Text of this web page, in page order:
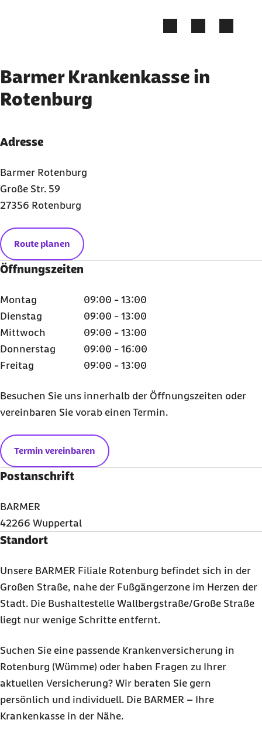
Barmer Krankenkasse in
Rotenburg
Adresse
Barmer Rotenburg
Große Str. 59
27356 Rotenburg
Route planen
Öffnungszeiten
Montag
09:00 - 13:00
Dienstag
09:00 - 13:00
Mittwoch
09:00 - 13:00
Donnerstag
09:00 - 16:00
Freitag
09:00 - 13:00
Besuchen Sie uns innerhalb der Öffnungszeiten oder
vereinbaren Sie vorab einen Termin.
Termin vereinbaren
Postanschrift
BARMER
42266 Wuppertal
Standort
Unsere BARMER Filiale Rotenburg befindet sich in der
Großen Straße, nahe der Fußgängerzone im Herzen der
Stadt. Die Bushaltestelle Wallbergstraße/Große Straße
liegt nur wenige Schritte entfernt.
Suchen Sie eine passende Krankenversicherung in
Rotenburg (Wümme) oder haben Fragen zu Ihrer
aktuellen Versicherung? Wir beraten Sie gern
persönlich und individuell. Die BARMER – Ihre
Krankenkasse in der Nähe.